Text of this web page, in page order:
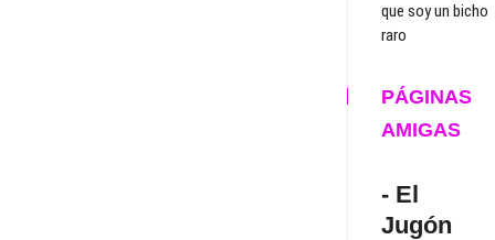
que soy un bicho
raro
PÁGINAS
AMIGAS
- El
Jugón